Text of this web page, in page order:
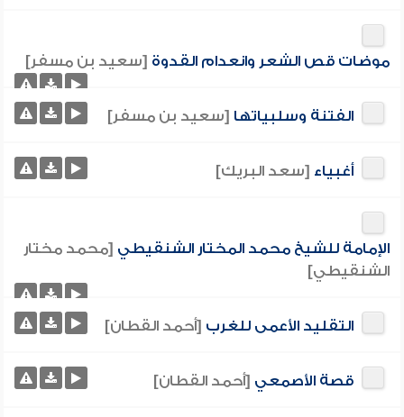
موضات قص الشعر وانعدام القدوة [سعيد بن مسفر]
الفتنة وسلبياتها [سعيد بن مسفر]
أغبياء [سعد البريك]
الإمامة للشيخ محمد المختار الشنقيطي [محمد مختار
الشنقيطي]
التقليد الأعمى للغرب [أحمد القطان]
قصة الأصمعي [أحمد القطان]